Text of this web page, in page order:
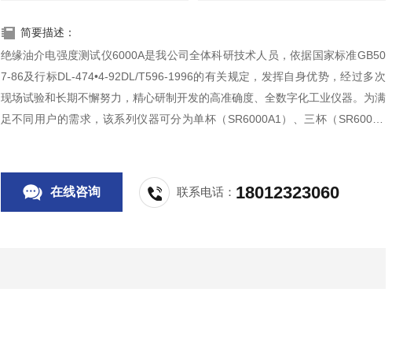
简要描述：
绝缘油介电强度测试仪6000A是我公司全体科研技术人员，依据国家标准GB50
7-86及行标DL-474•4-92DL/T596-1996的有关规定，发挥自身优势，经过多次
现场试验和长期不懈努力，精心研制开发的高准确度、全数字化工业仪器。为满
足不同用户的需求，该系列仪器可分为单杯（SR6000A1）、三杯（SR6000A
在线咨询 联系电话： 18012323060